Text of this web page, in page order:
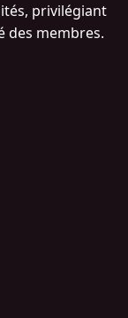
privilégiant
des membres.